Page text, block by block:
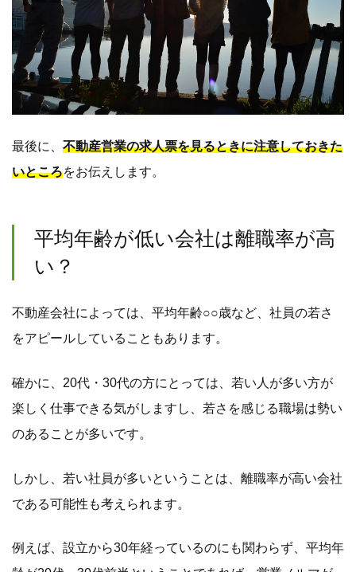
最後に、 不動産営業の求人票を見るときに注意しておきた
いところをお伝えします。
平均年齢が低い会社は離職率が高
い？
不動産会社によっては、平均年齢○○歳など、社員の若さ
をアピールしていることもあります。
確かに、20代・30代の方にとっては、若い人が多い方が
楽しく仕事できる気がしますし、若さを感じる職場は勢い
のあることが多いです。
しかし、若い社員が多いということは、離職率が高い会社
である可能性も考えられます。
例えば、設立から30年経っているのにも関わらず、平均年